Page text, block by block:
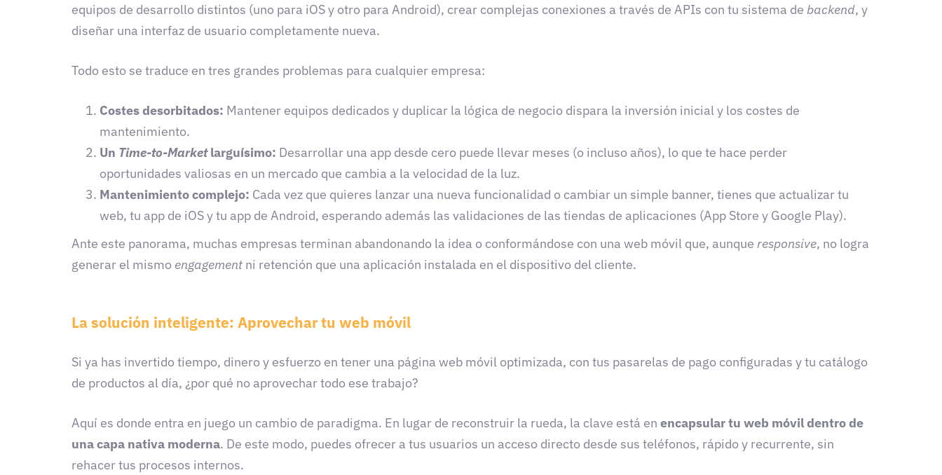
equipos de desarrollo distintos (uno para iOS y otro para Android), crear complejas conexiones a través de APIs con tu sistema de backend, y
diseñar una interfaz de usuario completamente nueva.
Todo esto se traduce en tres grandes problemas para cualquier empresa:
Costes desorbitados: Mantener equipos dedicados y duplicar la lógica de negocio dispara la inversión inicial y los costes de
mantenimiento.
Un Time-to-Marketlarguísimo: Desarrollar una app desde cero puede llevar meses (o incluso años), lo que te hace perder
oportunidades valiosas en un mercado que cambia a la velocidad de la luz.
Mantenimiento complejo: Cada vez que quieres lanzar una nueva funcionalidad o cambiar un simple banner, tienes que actualizar tu
web, tu app de iOS y tu app de Android, esperando además las validaciones de las tiendas de aplicaciones (App Store y Google Play).
Ante este panorama, muchas empresas terminan abandonando la idea o conformándose con una web móvil que, aunque responsive, no logra
generar el mismo engagement ni retención que una aplicación instalada en el dispositivo del cliente.
La solución inteligente: Aprovechar tu web móvil
Si ya has invertido tiempo, dinero y esfuerzo en tener una página web móvil optimizada, con tus pasarelas de pago configuradas y tu catálogo
de productos al día, ¿por qué no aprovechar todo ese trabajo?
Aquí es donde entra en juego un cambio de paradigma. En lugar de reconstruir la rueda, la clave está en encapsular tu web móvil dentro de
una capa nativa moderna. De este modo, puedes ofrecer a tus usuarios un acceso directo desde sus teléfonos, rápido y recurrente, sin
rehacer tus procesos internos.